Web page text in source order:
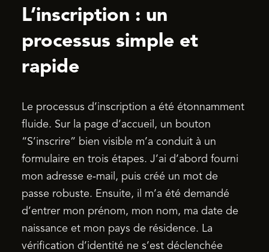
L’inscription : un
processus simple et
rapide
Le processus d’inscription a été étonnamment
fluide. Sur la page d’accueil, un bouton
“S’inscrire” bien visible m’a conduit à un
formulaire en trois étapes. J’ai d’abord fourni
mon adresse e‑mail, puis créé un mot de
passe robuste. Ensuite, il m’a été demandé
d’entrer mon prénom, mon nom, ma date de
naissance et mon pays de résidence. La
vérification d’identité ne s’est déclenchée